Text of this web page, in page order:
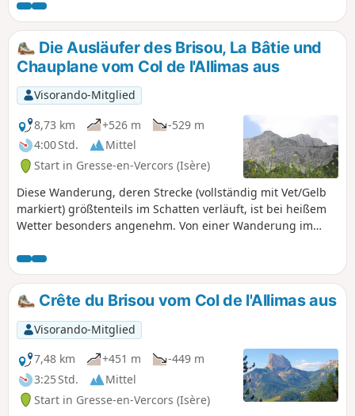
Mont Aiguille, wenn man sich am Col de l'Allimas befindet.
Ich habe diese Wanderung im Juni gemacht, die Flora war
üppig und es war ein wahrer Genuss.
Die Ausläufer des Brisou, La Bâtie und
Chauplane vom Col de l'Allimas aus
Visorando-Mitglied
8,73 km
+526 m
-529 m
4:00 Std.
Mittel
Start in Gresse-en-Vercors (Isère)
Diese Wanderung, deren Strecke (vollständig mit Vet/Gelb
markiert) größtenteils im Schatten verläuft, ist bei heißem
Wetter besonders angenehm. Von einer Wanderung im
am Brisou entlangführt, dessen Hänge sich stellenweise als
sehr steil erweisen. Außerdem kann es vorkommen, dass
bestimmte Bäche, die im Sommer ausgetrocknet sind, im
Winter nicht überquert werden können. Dies ist keine
Familienwanderung mit kleinen Kindern!
Crête du Brisou vom Col de l'Allimas aus
Visorando-Mitglied
7,48 km
+451 m
-449 m
3:25 Std.
Mittel
Start in Gresse-en-Vercors (Isère)